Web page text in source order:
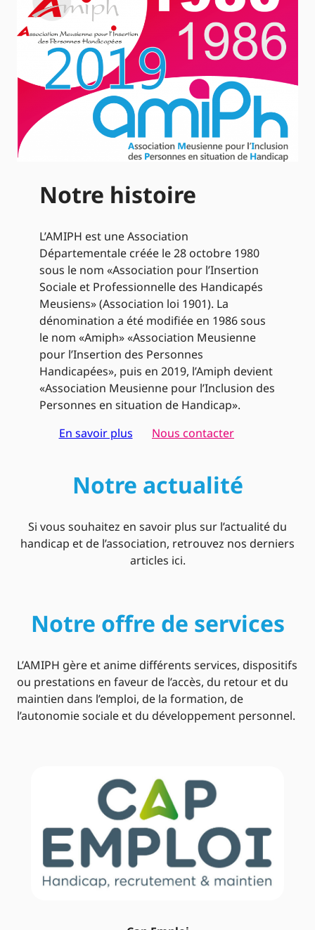
Notre histoire
L’AMIPH est une Association
Départementale créée le 28 octobre 1980
sous le nom «Association pour l’Insertion
Sociale et Professionnelle des Handicapés
Meusiens» (Association loi 1901). La
dénomination a été modifiée en 1986 sous
le nom «Amiph» «Association Meusienne
pour l’Insertion des Personnes
Handicapées», puis en 2019, l’Amiph devient
«Association Meusienne pour l’Inclusion des
Personnes en situation de Handicap».
En savoir plus
Nous contacter
Notre actualité
Si vous souhaitez en savoir plus sur l’actualité du
handicap et de l’association, retrouvez nos derniers
articles ici.
Notre offre de services
L’AMIPH gère et anime différents services, dispositifs
ou prestations en faveur de l’accès, du retour et du
maintien dans l’emploi, de la formation, de
l’autonomie sociale et du développement personnel.